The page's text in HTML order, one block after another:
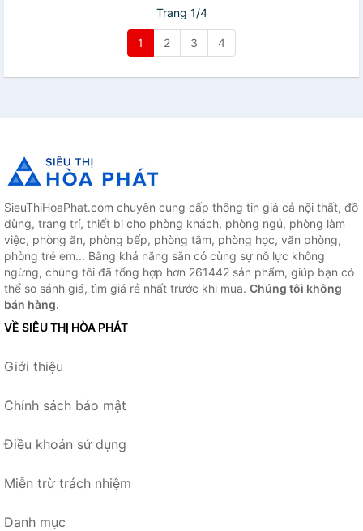
Trang 1/4
1 2 3 4
SieuThiHoaPhat.com chuyên cung cấp thông tin giá cả nội thất, đồ
dùng, trang trí, thiết bị cho phòng khách, phòng ngủ, phòng làm
việc, phòng ăn, phòng bếp, phòng tắm, phòng học, văn phòng,
phòng trẻ em... Bằng khả năng sẵn có cùng sự nỗ lực không
ngừng, chúng tôi đã tổng hợp hơn 261442 sản phẩm, giúp bạn có
thể so sánh giá, tìm giá rẻ nhất trước khi mua. Chúng tôi không
bán hàng.
VỀ SIÊU THỊ HÒA PHÁT
Giới thiệu
Chính sách bảo mật
Điều khoản sử dụng
Miễn trừ trách nhiệm
Danh mục